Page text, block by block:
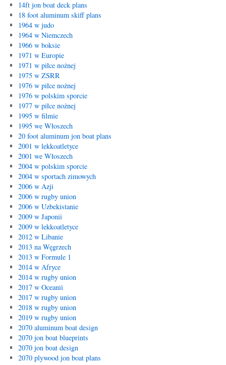
14ft jon boat deck plans
18 foot aluminum skiff plans
1964 w judo
1964 w Niemczech
1966 w boksie
1971 w Europie
1971 w piłce nożnej
1975 w ZSRR
1976 w piłce nożnej
1976 w polskim sporcie
1977 w piłce nożnej
1995 w filmie
1995 we Włoszech
20 foot aluminum jon boat plans
2001 w lekkoatletyce
2001 we Włoszech
2004 w polskim sporcie
2004 w sportach zimowych
2006 w Azji
2006 w rugby union
2006 w Uzbekistanie
2009 w Japonii
2009 w lekkoatletyce
2012 w Libanie
2013 na Węgrzech
2013 w Formule 1
2014 w Afryce
2014 w rugby union
2017 w Oceanii
2017 w rugby union
2018 w rugby union
2019 w rugby union
2070 aluminum boat design
2070 jon boat blueprints
2070 jon boat design
2070 plywood jon boat plans